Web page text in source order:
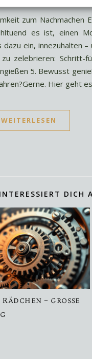
zum Nachmachen
es ist, einen
ein, innezuhalten
zelebrieren: Schritt-
5. Bewusst
Hier geht
WEITERLESEN
DICH
– große